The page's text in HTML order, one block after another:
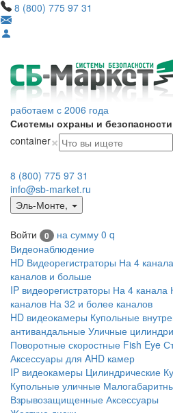
8 (800) 775 97 31
работаем с 2006 года
Системы охраны и безопасности
container×
8 (800) 775 97 31
info@sb-market.ru
Эль-Монте,
Войти 0 на сумму 0 q
Видеонаблюдение
HD Видеорегистраторы На 4 канала
каналов и больше
IP видеорегистраторы На 4 канала
каналов На 32 и более каналов
HD видеокамеры Купольные
антивандальные Уличные
Поворотные скоростные Fish Eye
Аксессуары для AHD камер
IP видеокамеры Цилиндрические
Купольные уличные
Взрывозащищенные Аксессуары